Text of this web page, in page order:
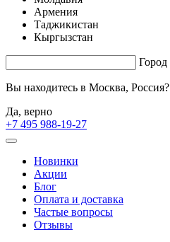
Армения
Таджикистан
Кыргызстан
Город
Вы находитесь в Москва, Россия?
Да, верно
+7 495 988-19-27
Новинки
Акции
Блог
Оплата и доставка
Частые вопросы
Отзывы